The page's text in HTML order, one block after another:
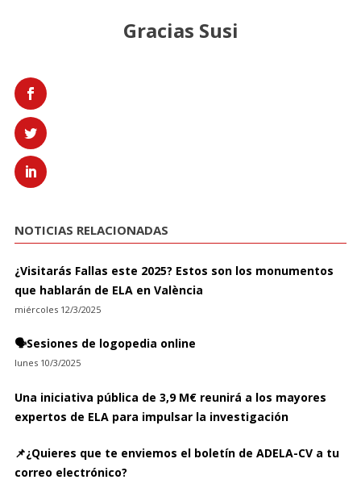
Gracias Susi
NOTICIAS RELACIONADAS
¿Visitarás Fallas este 2025? Estos son los monumentos
que hablarán de ELA en València
miércoles 12/3/2025
🗣️Sesiones de logopedia online
lunes 10/3/2025
Una iniciativa pública de 3,9 M€ reunirá a los mayores
expertos de ELA para impulsar la investigación
📌¿Quieres que te enviemos el boletín de ADELA-CV a tu
correo electrónico?